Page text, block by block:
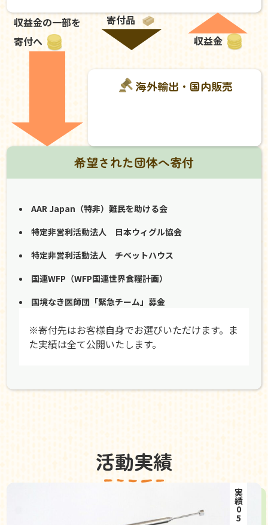
収益金の一部を
寄付へ
寄付品
収益金
海外輸出・国内販売
希望された団体へ寄付
AAR Japan（特非）難民を助ける会
特定非営利活動法人 日本ウィグル協会
特定非営利活動法人 チベットハウス
国連WFP（WFP国連世界食糧計画）
国境なき医師団「緊急チーム」募金
※寄付先はお客様自身でお選びいただけます。ま
た実績は全て公開いたします。
活動実績
実績05